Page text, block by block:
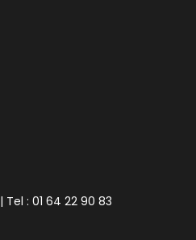
| Tel : 01 64 22 90 83